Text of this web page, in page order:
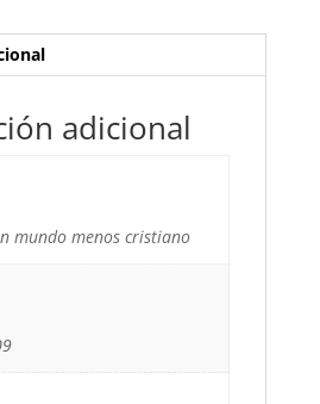
adicional
mundo menos cristiano